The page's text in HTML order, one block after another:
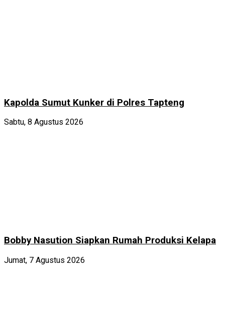
Kapolda Sumut Kunker di Polres Tapteng
Sabtu, 8 Agustus 2026
Bobby Nasution Siapkan Rumah Produksi Kelapa
Jumat, 7 Agustus 2026